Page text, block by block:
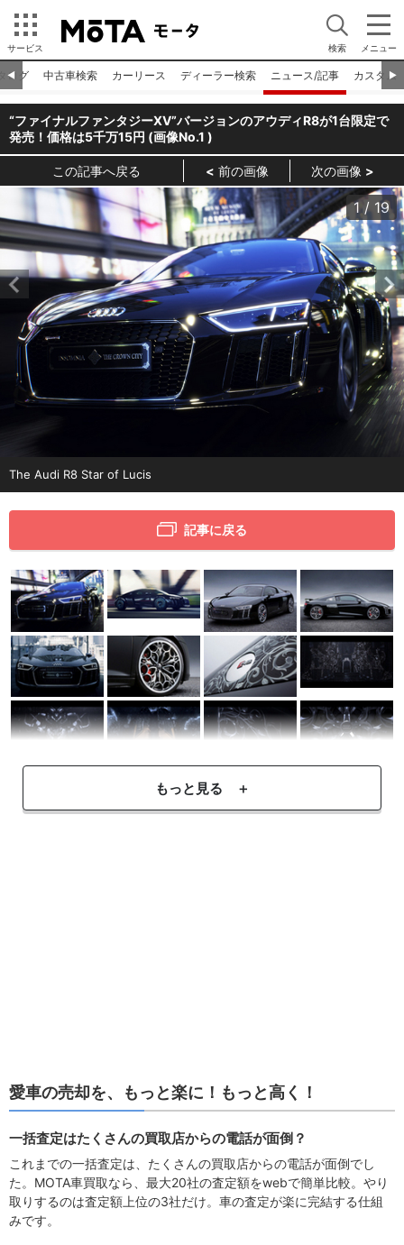
サービス 検索 メニュー
◀︎ ▶︎
ログ 中古車検索 カーリース ディーラー検索 ニュース/記事 カスタム
“ファイナルファンタジーXV”バージョンのアウディR8が1台限定で
発売！価格は5千万15円 (画像No.1 )
この記事へ戻る 前の画像 次の画像
The Audi R8 Star of Lucis
1/ 19
記事に戻る
もっと見る ＋
愛車の売却を、もっと楽に！もっと高く！
一括査定はたくさんの買取店からの電話が面倒？
これまでの一括査定は、たくさんの買取店からの電話が面倒でし
た。MOTA車買取なら、最大20社の査定額をwebで簡単比較。やり
取りするのは査定額上位の3社だけ。車の査定が楽に完結する仕組
みです。